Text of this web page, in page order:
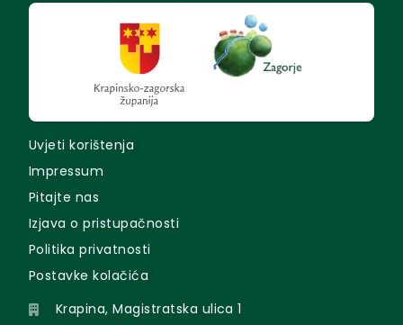
Uvjeti korištenja
Impressum
Pitajte nas
Izjava o pristupačnosti
Politika privatnosti
Postavke kolačića
Krapina, Magistratska ulica 1